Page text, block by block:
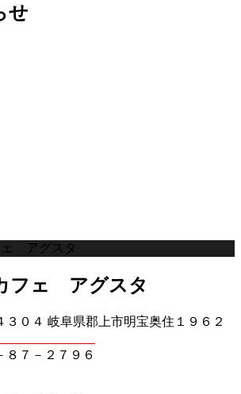
せ
フェ アグスタ
３０４ 岐阜県郡上市明宝奥住１９６２
８７－２７９６